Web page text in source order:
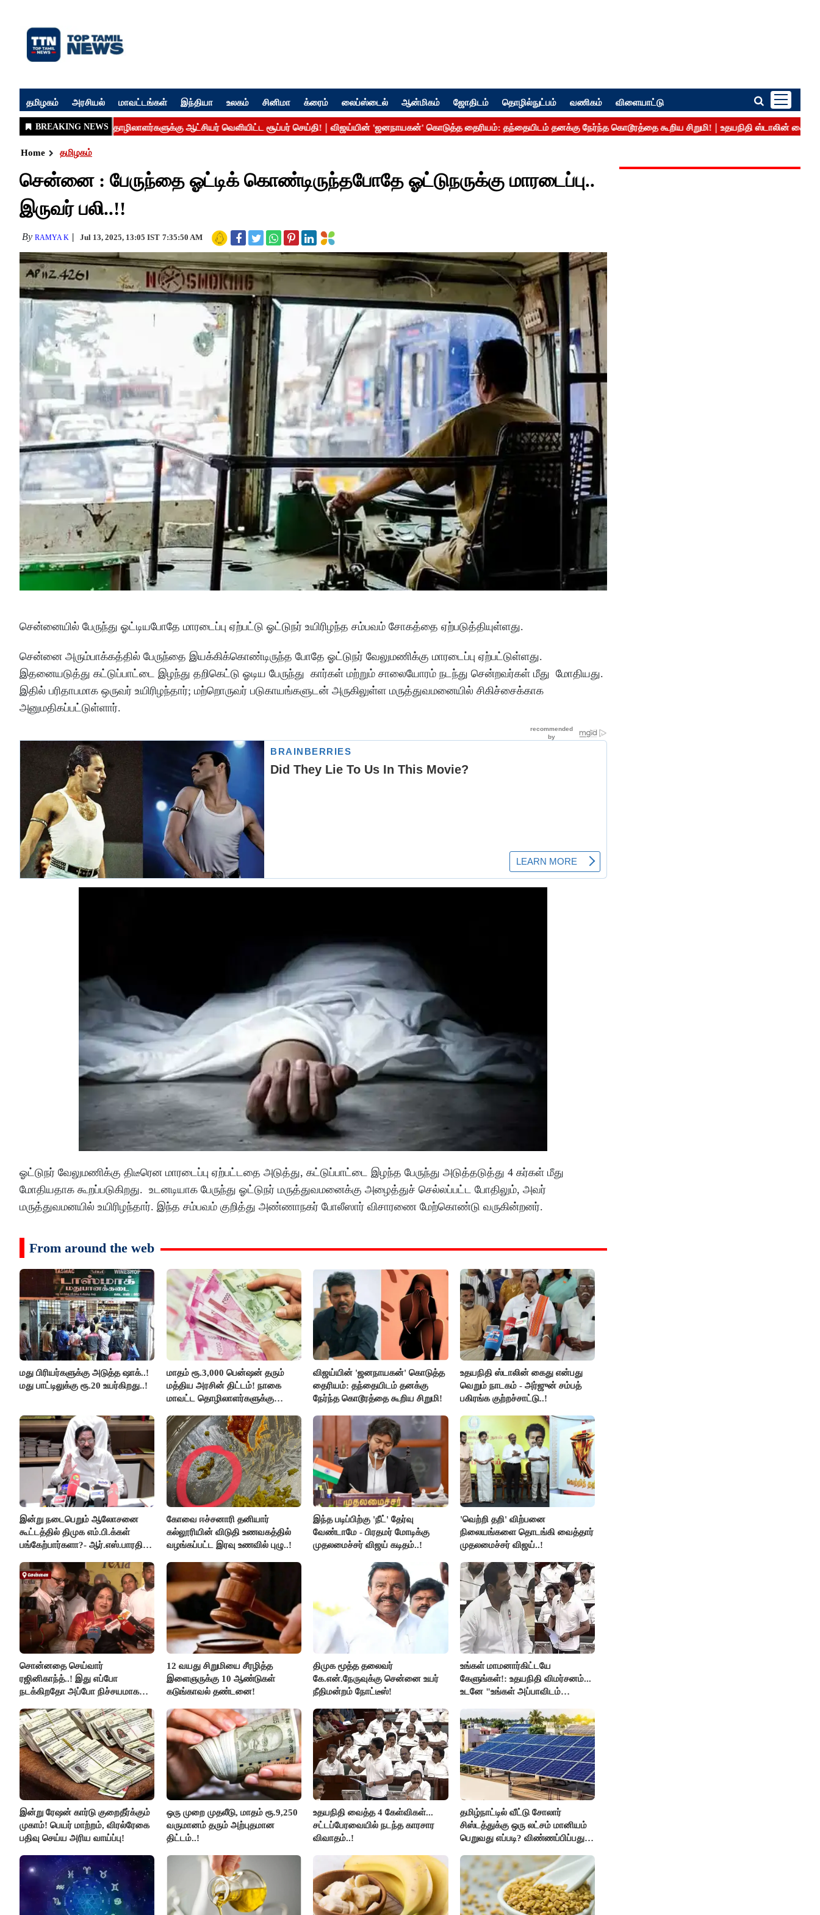
தமிழகம் அரசியல் மாவட்டங்கள் இந்தியா உலகம் சினிமா க்ரைம் லைப்ஸ்டைல் ஆன்மிகம் ஜோதிடம் தொழில்நுட்பம் வணிகம் விளையாட்டு
Home தமிழகம்
சென்னை : பேருந்தை ஓட்டிக் கொண்டிருந்தபோதே ஓட்டுநருக்கு மாரடைப்பு..
இருவர் பலி..!!
By RAMYA K Jul 13, 2025, 13:05 IST 7:35:50 AM
சென்னையில் பேருந்து ஓட்டியபோதே மாரடைப்பு ஏற்பட்டு ஓட்டுநர் உயிரிழந்த சம்பவம் சோகத்தை ஏற்படுத்தியுள்ளது.
சென்னை அரும்பாக்கத்தில் பேருந்தை இயக்கிக்கொண்டிருந்த போதே ஓட்டுநர் வேலுமணிக்கு மாரடைப்பு ஏற்பட்டுள்ளது.
இதனையடுத்து கட்டுப்பாட்டை இழந்து தறிகெட்டு ஓடிய பேருந்து கார்கள் மற்றும் சாலையோரம் நடந்து சென்றவர்கள் மீது மோதியது.
இதில் பரிதாபமாக ஒருவர் உயிரிழந்தார்; மற்றொருவர் படுகாயங்களுடன் அருகிலுள்ள மருத்துவமனையில் சிகிச்சைக்காக
அனுமதிகப்பட்டுள்ளார்.
ஓட்டுநர் வேலுமணிக்கு திடீரென மாரடைப்பு ஏற்பட்டதை அடுத்து, கட்டுப்பாட்டை இழந்த பேருந்து அடுத்தடுத்து 4 கர்கள் மீது
மோதியதாக கூறப்படுகிறது. உடனடியாக பேருந்து ஓட்டுநர் மருத்துவமனைக்கு அழைத்துச் செல்லப்பட்ட போதிலும், அவர்
மருத்துவமனயில் உயிரிழந்தார். இந்த சம்பவம் குறித்து அண்ணாநகர் போலீஸார் விசாரணை மேற்கொண்டு வருகின்றனர்.
From around the web
மது பிரியர்களுக்கு அடுத்த ஷாக்..!
மது பாட்டிலுக்கு ரூ.20 உயர்கிறது..!
மாதம் ரூ.3,000 பென்ஷன் தரும்
மத்திய அரசின் திட்டம்! நாகை
மாவட்ட தொழிலாளர்களுக்கு
செய்தி!
விஜய்யின் 'ஜனநாயகன்' கொடுத்த
தைரியம்: தந்தையிடம் தனக்கு
நேர்ந்த கொடூரத்தை கூறிய சிறுமி!
உதயநிதி ஸ்டாலின் கைது என்பது
வெறும் நாடகம் - அர்ஜுன் சம்பத்
பகிரங்க குற்றச்சாட்டு..!
இன்று நடைபெறும் ஆலோசனை
கூட்டத்தில் திமுக எம்.பி.க்கள்
பங்கேற்பார்களா?- ஆர்.எஸ்.பாரதி
கோவை ஈச்சனாரி தனியார்
கல்லூரியின் விடுதி உணவகத்தில்
வழங்கப்பட்ட இரவு உணவில் புழு..!
இந்த படிப்பிற்கு 'நீட்' தேர்வு
வேண்டாமே - பிரதமர் மோடிக்கு
முதலமைச்சர் விஜய் கடிதம்..!
'வெற்றி தறி' விற்பனை
நிலையங்களை தொடங்கி வைத்தார்
முதலமைச்சர் விஜய்..!
சொன்னதை செய்வார்
ரஜினிகாந்த்..! இது எப்போ
நடக்கிறதோ அப்போ நிச்சயமாக
ரஜினிகாந்த்..!
12 வயது சிறுமியை சீரழித்த
இளைஞருக்கு 10 ஆண்டுகள்
கடுங்காவல் தண்டனை!
திமுக மூத்த தலைவர்
கே.என்.நேருவுக்கு சென்னை உயர்
நீதிமன்றம் நோட்டீஸ்!
உங்கள் மாமனார்கிட்டயே
கேளுங்கள்!: உதயநிதி விமர்சனம்...
உடனே "உங்கள் அப்பாவிடம்
பதிலடி!
இன்று ரேஷன் கார்டு குறைதீர்க்கும்
முகாம்! பெயர் மாற்றம், விரல்ரேகை
பதிவு செய்ய அரிய வாய்ப்பு!
ஒரு முறை முதலீடு, மாதம் ரூ.9,250
வருமானம் தரும் அற்புதமான
திட்டம்..!
உதயநிதி வைத்த 4 கேள்விகள்...
சட்டப்பேரவையில் நடந்த காரசார
விவாதம்..!
தமிழ்நாட்டில் வீட்டு சோலார்
சிஸ்டத்துக்கு ஒரு லட்சம் மானியம்
பெறுவது எப்படி? விண்ணப்பிப்பது